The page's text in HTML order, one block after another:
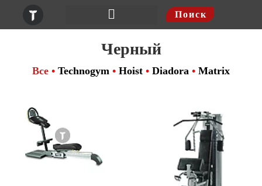
Поиск
Черный
Все • Technogym • Hoist • Diadora • Matrix